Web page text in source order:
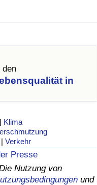
den
in
| Klima
|Verkehr
Presse
Nutzung von
und
Land